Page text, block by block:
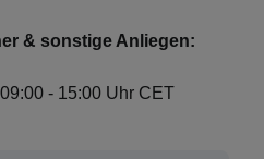
& sonstige Anliegen:
- 15:00 Uhr CET